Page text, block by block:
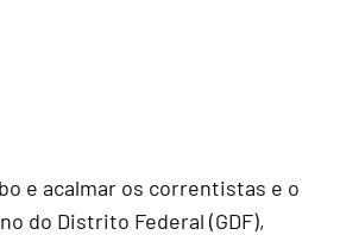
e acalmar os correntistas e o
do Distrito Federal (GDF),